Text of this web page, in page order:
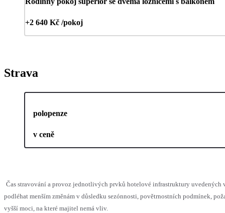
+2 640 Kč /pokoj
Strava
polopenze
v ceně
Čas stravování a provoz jednotlivých prvků hotelové infrastruktury uvedených
podléhat menším změnám v důsledku sezónnosti, povětrnostních podmínek,
vyšší moci, na které majitel nemá vliv.